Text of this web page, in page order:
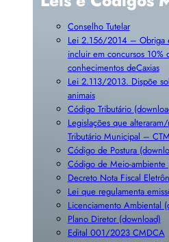
Links Úteis
Leis e Códigos